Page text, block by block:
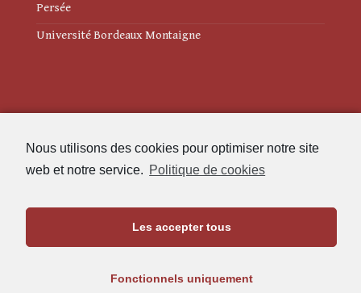
Nous utilisons des cookies pour optimiser notre site
web et notre service. Politique de cookies
Les accepter tous
Fonctionnels uniquement
Persée
Université Bordeaux Montaigne
Politique de cookies (UE)
Maison de l'Archéologie